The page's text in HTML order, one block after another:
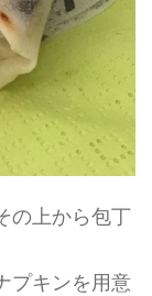
の上から包丁
プキンを用意